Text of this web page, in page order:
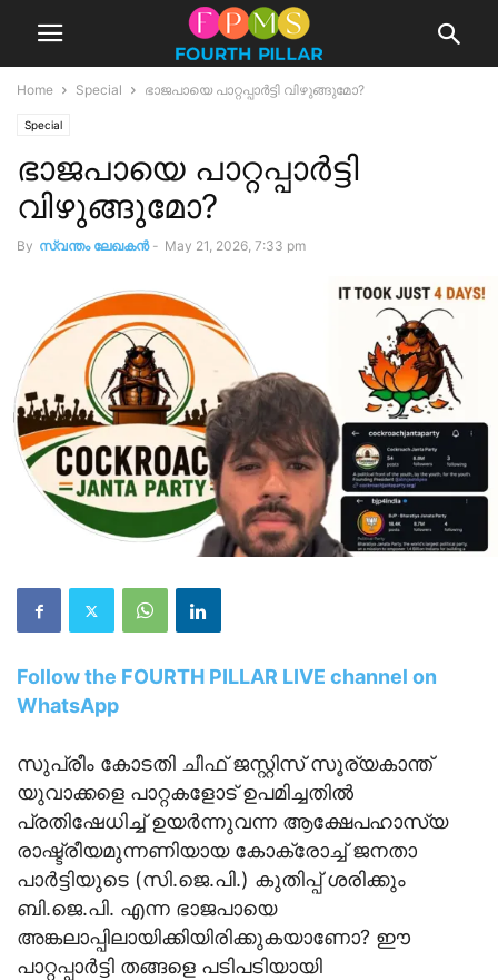
Home Special ഭാജപായെ പാറ്റപ്പാർട്ടി വിഴുങ്ങുമോ?
Special
ഭാജപായെ പാറ്റപ്പാർട്ടി
വിഴുങ്ങുമോ?
By സ്വന്തം ലേഖകന്‍ - May 21, 2026, 7:33 pm
Follow the FOURTH PILLAR LIVE channel on
WhatsApp
സുപ്രീം കോടതി ചീഫ് ജസ്റ്റിസ് സൂര്യകാന്ത്
യുവാക്കളെ പാറ്റകളോട് ഉപമിച്ചതിൽ
പ്രതിഷേധിച്ച് ഉയർന്നുവന്ന ആക്ഷേപഹാസ്യ
രാഷ്ട്രീയമുന്നണിയായ കോക്രോച്ച് ജനതാ
പാർട്ടിയുടെ (സി.ജെ.പി.) കുതിപ്പ് ശരിക്കും
ബി.ജെ.പി. എന്ന ഭാജപായെ
അങ്കലാപ്പിലായിക്കിയിരിക്കുകയാണോ? ഈ
പാറ്റപ്പാർട്ടി തങ്ങളെ പടിപടിയായി